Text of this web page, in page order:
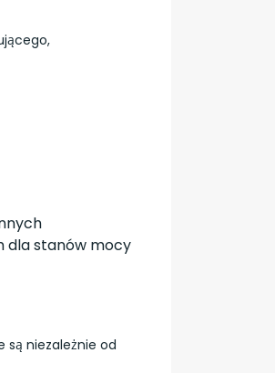
dla stanów mocy
niezależnie od